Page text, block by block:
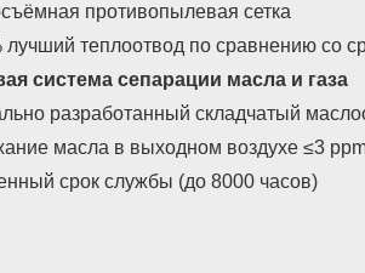
противопылевая сетка
лучший теплоотвод по сравнению со
система сепарации масла и газа
разработанный складчатый
масла в выходном воздухе ≤3
срок службы (до 8000 часов)